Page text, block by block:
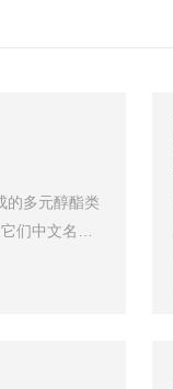
的多元醇酯类
们中文名不
剂的系统
力3、冷冻机